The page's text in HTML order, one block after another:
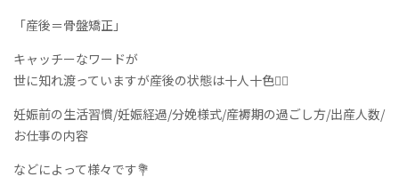
「産後＝骨盤矯正」
キャッチーなワードが
世に知れ渡っていますが産後の状態は十人十色🧍‍♀️
妊娠前の生活習慣/妊娠経過/分娩様式/産褥期の過ごし方/出産人数/
お仕事の内容
などによって様々です💐